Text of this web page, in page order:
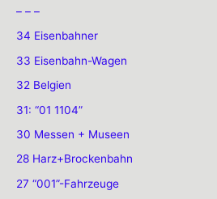
– – –
34 Eisenbahner
33 Eisenbahn-Wagen
32 Belgien
31: “01 1104”
30 Messen + Museen
28 Harz+Brockenbahn
27 “001”-Fahrzeuge